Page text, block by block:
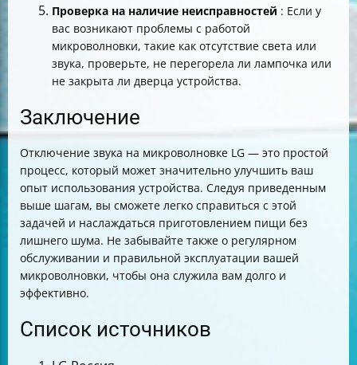
Проверка на наличие неисправностей : Если у
вас возникают проблемы с работой
микроволновки, такие как отсутствие света или
звука, проверьте, не перегорела ли лампочка или
не закрыта ли дверца устройства.
Заключение
Отключение звука на микроволновке LG — это простой
процесс, который может значительно улучшить ваш
опыт использования устройства. Следуя приведенным
выше шагам, вы сможете легко справиться с этой
задачей и наслаждаться приготовлением пищи без
лишнего шума. Не забывайте также о регулярном
обслуживании и правильной эксплуатации вашей
микроволновки, чтобы она служила вам долго и
эффективно.
Список источников